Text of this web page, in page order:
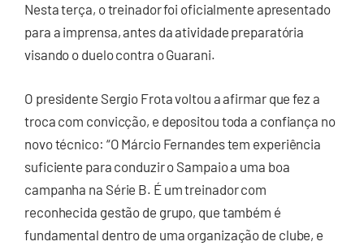
Nesta terça, o treinador foi oficialmente apresentado
para a imprensa, antes da atividade preparatória
visando o duelo contra o Guarani.
O presidente Sergio Frota voltou a afirmar que fez a
troca com convicção, e depositou toda a confiança no
novo técnico: “O Márcio Fernandes tem experiência
suficiente para conduzir o Sampaio a uma boa
campanha na Série B. É um treinador com
reconhecida gestão de grupo, que também é
fundamental dentro de uma organização de clube, e